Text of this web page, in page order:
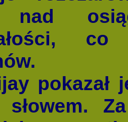
nad
co
pokazał